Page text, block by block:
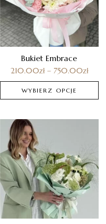
Bukiet Embrace
210.00zł– 750.00zł
WYBIERZ OPCJE